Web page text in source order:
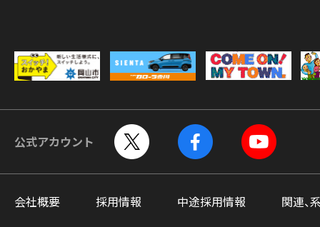
公式アカウント
会社概要 採用情報 中途採用情報 関連、